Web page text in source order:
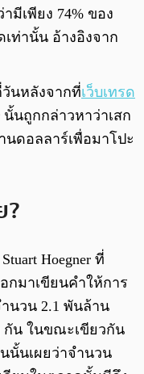
มีเพียง 74% ของ
ท่านั้น อ้างอิงจาก
นหลังจากที่เว็บเทรด
นั้นถูกกล่าวหาว่าเสก
นดอลลาร์เพื่อมาโปะ
?
Hoegner ที่
กมาเขียนคำให้การ
นวน 2.1 พันล้าน
กัน ในขณะเขียวกัน
นนั้นเผยว่าจำนวน